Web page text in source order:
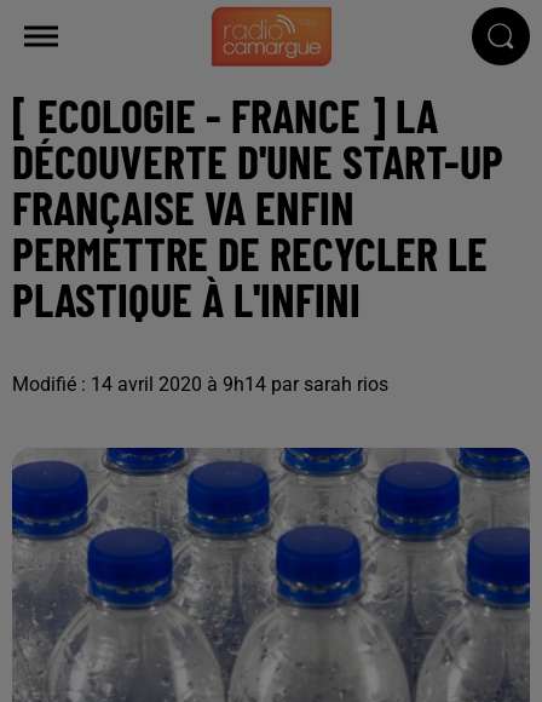
[ ECOLOGIE - FRANCE ] LA
DÉCOUVERTE D'UNE START-UP
FRANÇAISE VA ENFIN
PERMETTRE DE RECYCLER LE
PLASTIQUE À L'INFINI
Modifié : 14 avril 2020 à 9h14 par sarah rios